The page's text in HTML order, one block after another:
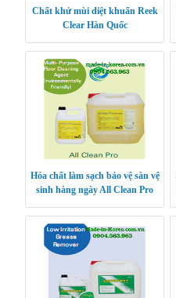
Chất khử mùi diệt khuẩn Reek
Clear Hàn Quốc
Hóa chất làm sạch bảo vệ sàn vệ
sinh hàng ngày All Clean Pro